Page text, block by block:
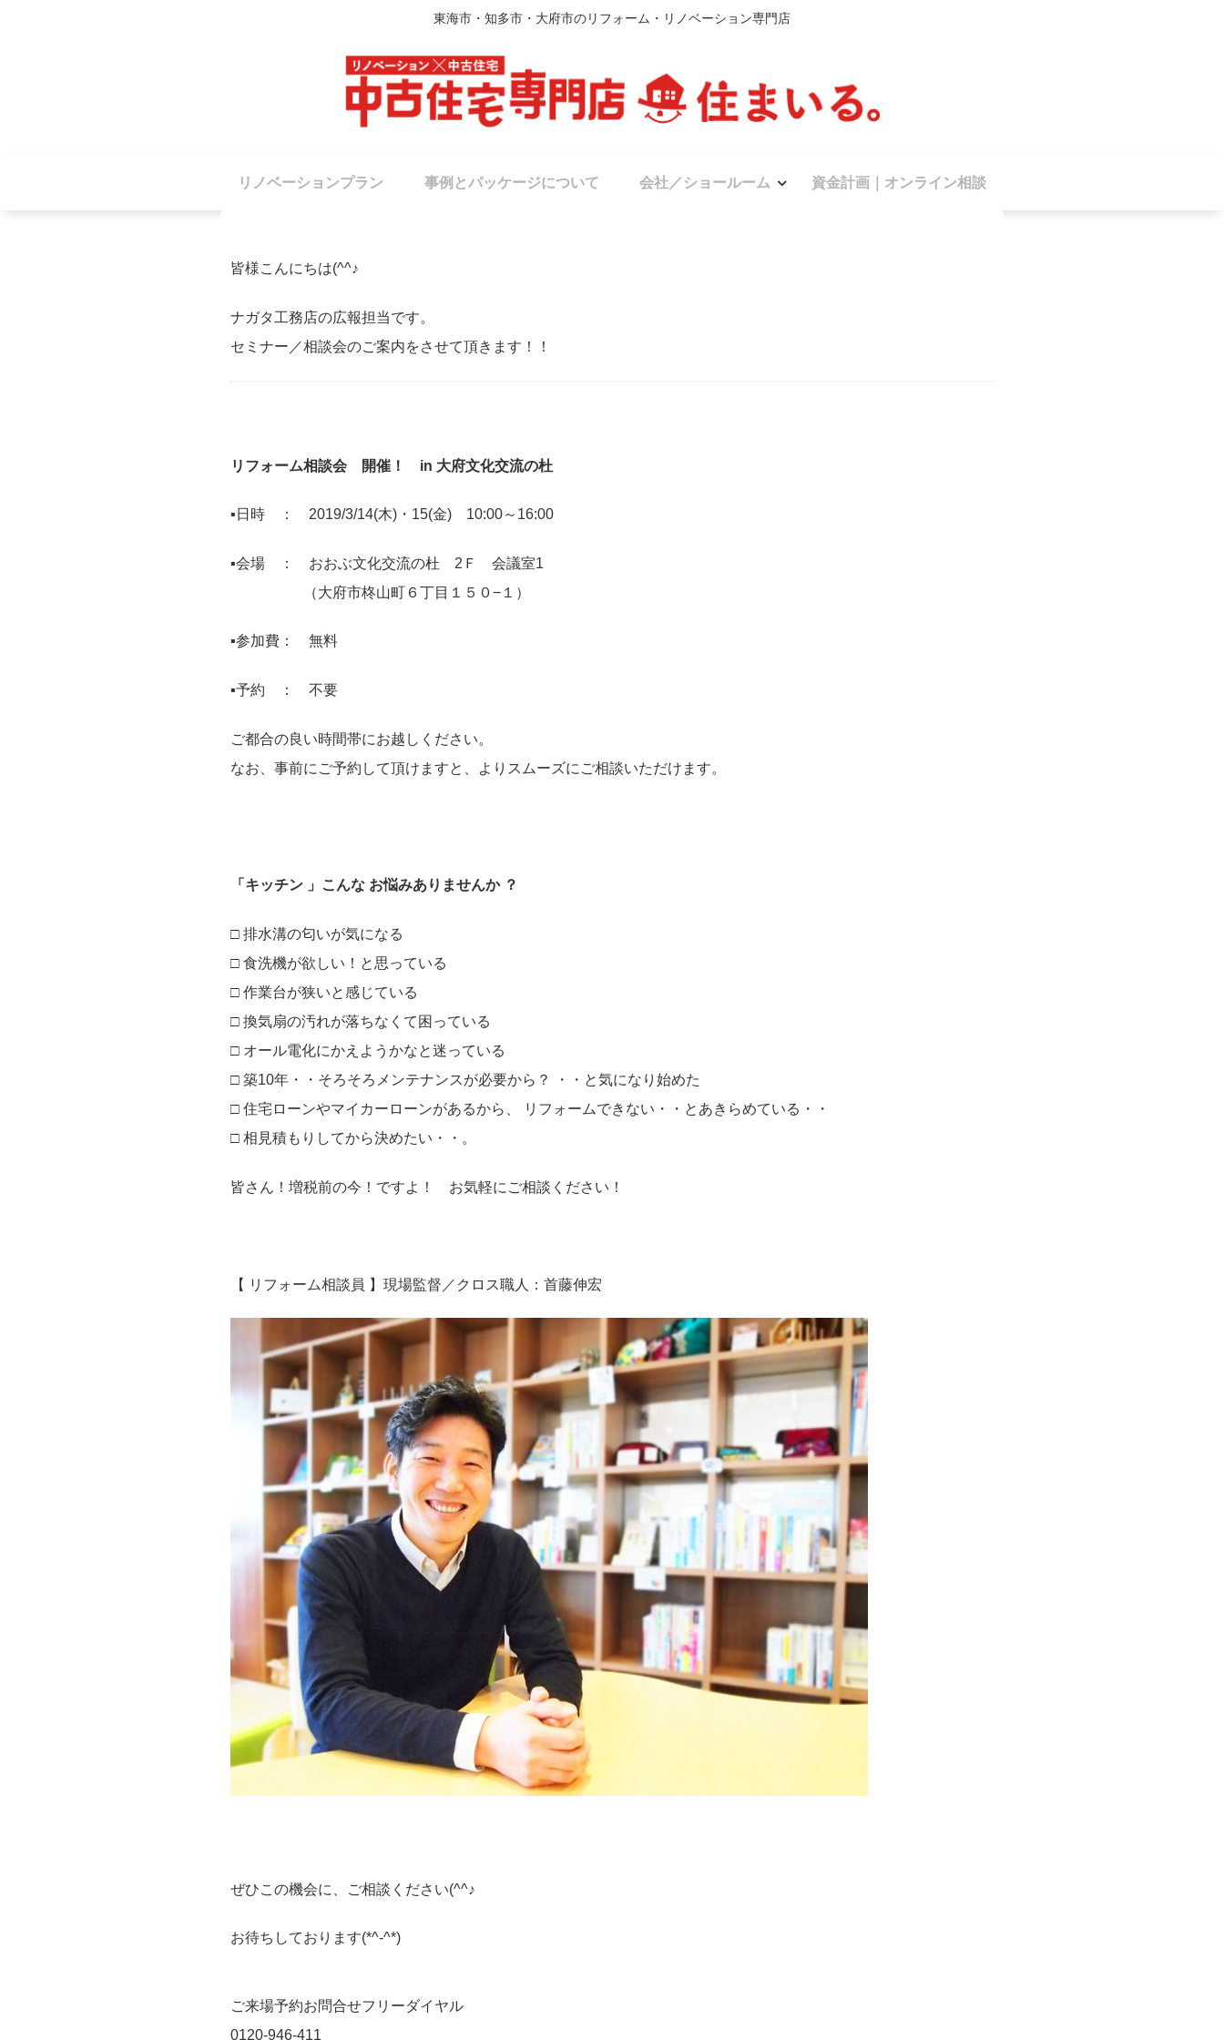
東海市・知多市・大府市のリフォーム・リノベーション専門店
リノベーションプラン 事例とパッケージについて 会社／ショールーム 資金計画｜オンライン相談
皆様こんにちは(^^♪
ナガタ工務店の広報担当です。
セミナー／相談会のご案内をさせて頂きます！！
リフォーム相談会 開催！ in 大府文化交流の杜
▪日時 ： 2019/3/14(木)・15(金) 10:00～16:00
▪会場 ： おおぶ文化交流の杜 2Ｆ 会議室1
（大府市柊山町６丁目１５０−１）
▪参加費： 無料
▪予約 ： 不要
ご都合の良い時間帯にお越しください。
なお、事前にご予約して頂けますと、よりスムーズにご相談いただけます。
「キッチン 」こんな お悩みありませんか ？
□ 排水溝の匂いが気になる
□ 食洗機が欲しい！と思っている
□ 作業台が狭いと感じている
□ 換気扇の汚れが落ちなくて困っている
□ オール電化にかえようかなと迷っている
□ 築10年・・そろそろメンテナンスが必要から？ ・・と気になり始めた
□ 住宅ローンやマイカーローンがあるから、 リフォームできない・・とあきらめている・・
□ 相見積もりしてから決めたい・・。
皆さん！増税前の今！ですよ！ お気軽にご相談ください！
【 リフォーム相談員 】現場監督／クロス職人：首藤伸宏
ぜひこの機会に、ご相談ください(^^♪
お待ちしております(*^-^*)
ご来場予約お問合せフリーダイヤル
0120-946-411